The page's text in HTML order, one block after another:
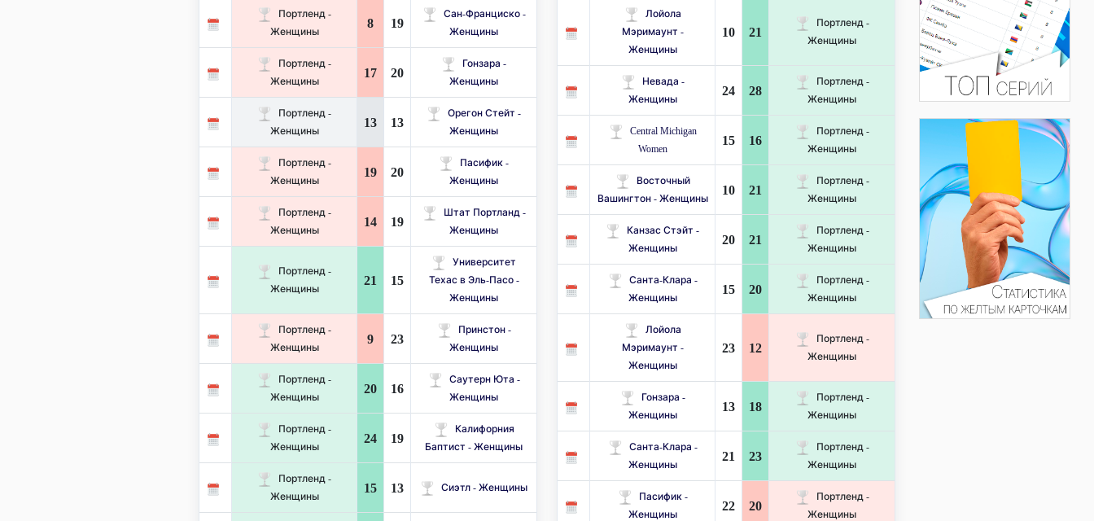
Портленд -
Женщины
8 19
Сан-Франциско -
Женщины
Портленд -
Женщины
17 20
Гонзара -
Женщины
Портленд -
Женщины
13 13
Орегон Стейт -
Женщины
Портленд -
Женщины
19 20
Пасифик -
Женщины
Портленд -
Женщины
14 19
Штат Портланд -
Женщины
Портленд -
Женщины
21 15
Университет
Техас в Эль-Пасо -
Женщины
Портленд -
Женщины
9 23
Принстон -
Женщины
Портленд -
Женщины
20 16
Саутерн Юта -
Женщины
Портленд -
Женщины
24 19
Калифорния
Баптист - Женщины
Портленд -
Женщины
15 13 Сиэтл - Женщины
Лойола
Мэримаунт -
Женщины
10 21
Портленд -
Женщины
Невада -
Женщины
24 28
Портленд -
Женщины
Central Michigan
Women
15 16
Портленд -
Женщины
Восточный
Вашингтон - Женщины
10 21
Портленд -
Женщины
Канзас Стэйт -
Женщины
20 21
Портленд -
Женщины
Санта-Клара -
Женщины
15 20
Портленд -
Женщины
Лойола
Мэримаунт -
Женщины
23 12
Портленд -
Женщины
Гонзара -
Женщины
13 18
Портленд -
Женщины
Санта-Клара -
Женщины
21 23
Портленд -
Женщины
Пасифик -
Женщины
22 20
Портленд -
Женщины